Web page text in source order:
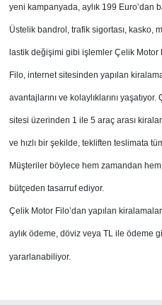
yeni kampanyada, aylık 199 Euro’dan
Üstelik bandrol, trafik sigortası, kasko,
lastik değişimi gibi işlemler Çelik Motor
Filo, internet sitesinden yapılan
avantajlarını ve kolaylıklarını
sitesi üzerinden 1 ile 5 araç arası
ve hızlı bir şekilde, tekliften teslimata
Müşteriler böylece hem zamandan
bütçeden tasarruf ediyor.
Çelik Motor Filo’dan yapılan
aylık ödeme, döviz veya TL ile ödeme
yararlanabiliyor.